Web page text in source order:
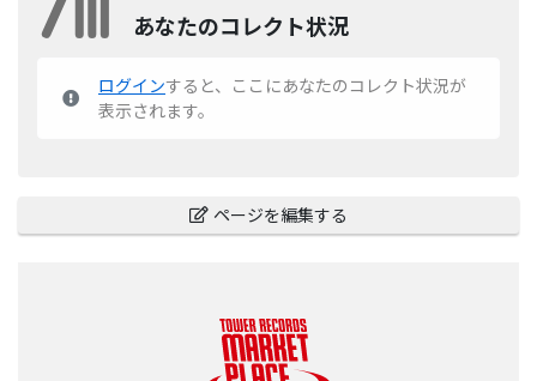
あなたのコレクト状況
ログインすると、ここにあなたのコレクト状況が
表示されます。
ページを編集する